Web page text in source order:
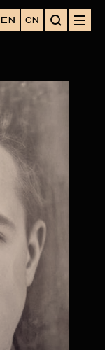
EN CN